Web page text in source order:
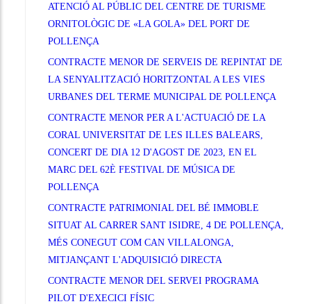
ATENCIÓ AL PÚBLIC DEL CENTRE DE TURISME
ORNITOLÒGIC DE «LA GOLA» DEL PORT DE
POLLENÇA
CONTRACTE MENOR DE SERVEIS DE REPINTAT DE
LA SENYALITZACIÓ HORITZONTAL A LES VIES
URBANES DEL TERME MUNICIPAL DE POLLENÇA
CONTRACTE MENOR PER A L'ACTUACIÓ DE LA
CORAL UNIVERSITAT DE LES ILLES BALEARS,
CONCERT DE DIA 12 D'AGOST DE 2023, EN EL
MARC DEL 62È FESTIVAL DE MÚSICA DE
POLLENÇA
CONTRACTE PATRIMONIAL DEL BÉ IMMOBLE
SITUAT AL CARRER SANT ISIDRE, 4 DE POLLENÇA,
MÉS CONEGUT COM CAN VILLALONGA,
MITJANÇANT L'ADQUISICIÓ DIRECTA
CONTRACTE MENOR DEL SERVEI PROGRAMA
PILOT D'EXECICI FÍSIC